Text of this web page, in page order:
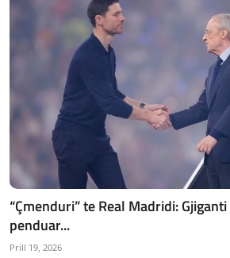
“Çmenduri” te Real Madridi:
penduar...
Prill 19, 2026